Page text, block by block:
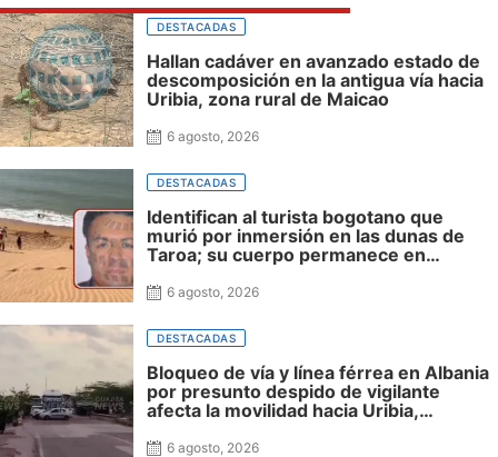
DESTACADAS
Hallan cadáver en avanzado estado de
descomposición en la antigua vía hacia
Uribia, zona rural de Maicao
6 agosto, 2026
DESTACADAS
Identifican al turista bogotano que
murió por inmersión en las dunas de
Taroa; su cuerpo permanece en
6 agosto, 2026
DESTACADAS
Bloqueo de vía y línea férrea en Albania
por presunto despido de vigilante
afecta la movilidad hacia Uribia,
6 agosto, 2026